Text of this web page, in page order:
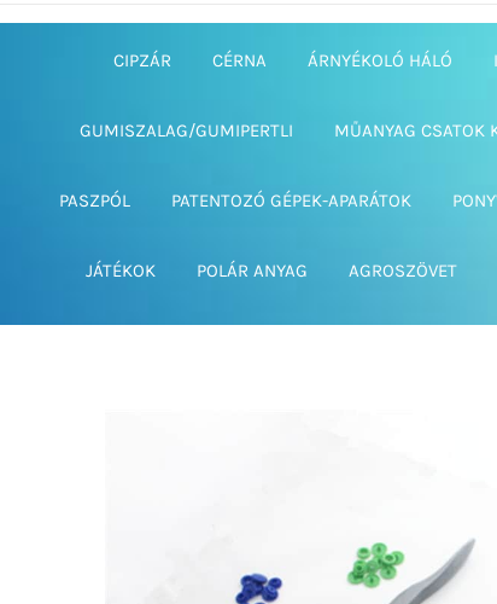
CIPZÁR CÉRNA ÁRNYÉKOLÓ HÁLÓ
GUMISZALAG/GUMIPERTLI MŰANYAG CSATOK
PASZPÓL PATENTOZÓ GÉPEK-APARÁTOK
JÁTÉKOK POLÁR ANYAG AGROSZÖVET